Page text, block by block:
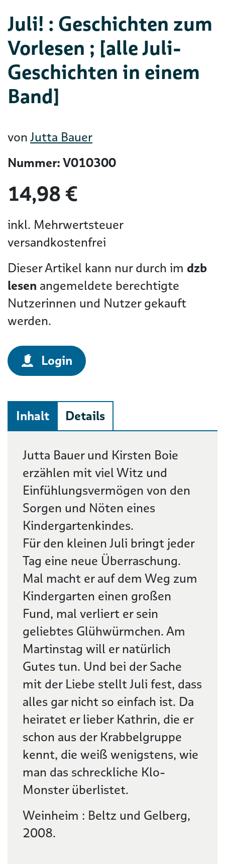
Juli! : Geschichten zum
Vorlesen ; [alle Juli-
Geschichten in einem
Band]
vonJutta Bauer
Nummer: V010300
14,98 €
inkl. Mehrwertsteuer
versandkostenfrei
Dieser Artikel kann nur durch im dzb
lesen angemeldete berechtigte
Nutzerinnen und Nutzer gekauft
werden.
Login
Inhalt Details
Beschreibung
Jutta Bauer und Kirsten Boie
erzählen mit viel Witz und
Einfühlungsvermögen von den
Sorgen und Nöten eines
Kindergartenkindes.
Für den kleinen Juli bringt jeder
Tag eine neue Überraschung.
Mal macht er auf dem Weg zum
Kindergarten einen großen
Fund, mal verliert er sein
geliebtes Glühwürmchen. Am
Martinstag will er natürlich
Gutes tun. Und bei der Sache
mit der Liebe stellt Juli fest, dass
alles gar nicht so einfach ist. Da
heiratet er lieber Kathrin, die er
schon aus der Krabbelgruppe
kennt, die weiß wenigstens, wie
man das schreckliche Klo-
Monster überlistet.
Weinheim : Beltz und Gelberg,
2008.